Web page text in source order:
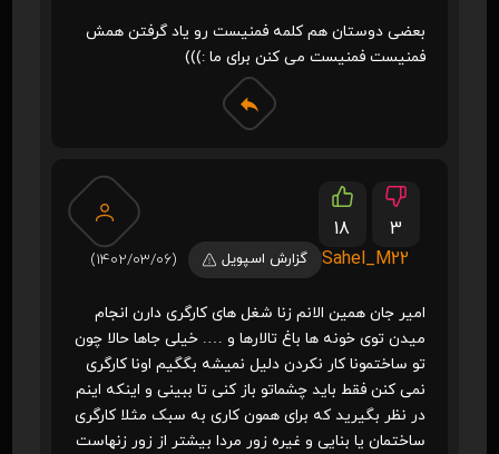
بعضی دوستان هم کلمه فمنیست رو یاد گرفتن همش
فمنیست فمنیست می کنن برای ما :)))
18
3
Sahel_M22
گزارش اسپویل (1402/03/06)
امیر جان همین الانم زنا شغل های کارگری دارن انجام
میدن توی خونه ها باغ تالارها و …. خیلی جاها حالا چون
تو ساختمونا کار نکردن دلیل نمیشه بگگیم اونا کارگری
نمی کنن فقط باید چشماتو باز کنی تا ببینی و اینکه اینم
در نظر بگیرید که برای همون کاری به سبک مثلا کارگری
ساختمان یا بنایی و غیره زور مردا بیشتر از زور زنهاست